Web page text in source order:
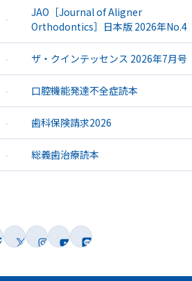
JAO［Journal of Aligner
Orthodontics］日本版 2026年No.4
ザ・クインテッセンス 2026年7月号
口腔機能発達不全症読本
歯科保険請求2026
総義歯治療読本